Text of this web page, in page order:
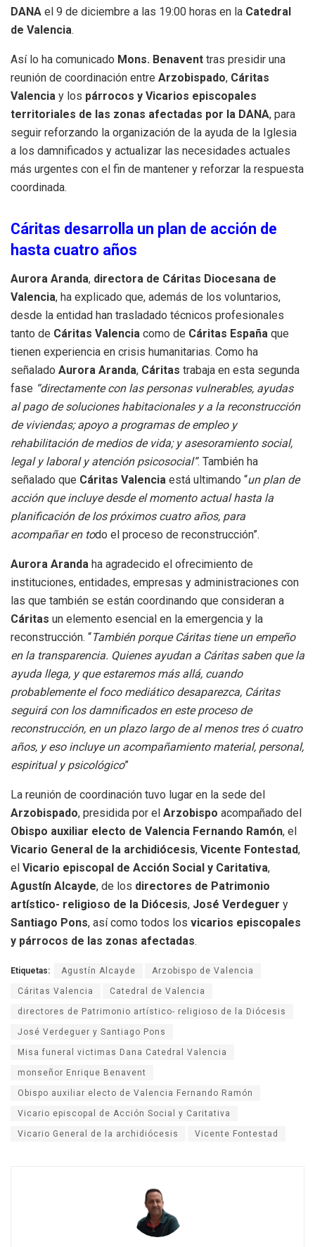
DANA el 9 de diciembre a las 19:00 horas en la Catedral
de Valencia.
Así lo ha comunicado Mons. Benavent tras presidir una
reunión de coordinación entre Arzobispado, Cáritas
Valencia y los párrocos y Vicarios episcopales
territoriales de las zonas afectadas por la DANA, para
seguir reforzando la organización de la ayuda de la Iglesia
a los damnificados y actualizar las necesidades actuales
más urgentes con el fin de mantener y reforzar la respuesta
coordinada.
Cáritas desarrolla un plan de acción de
hasta cuatro años
Aurora Aranda, directora de Cáritas Diocesana de
Valencia, ha explicado que, además de los voluntarios,
desde la entidad han trasladado técnicos profesionales
tanto de Cáritas Valencia como de Cáritas España que
tienen experiencia en crisis humanitarias. Como ha
señalado Aurora Aranda, Cáritas trabaja en esta segunda
fase “directamente con las personas vulnerables, ayudas
al pago de soluciones habitacionales y a la reconstrucción
de viviendas; apoyo a programas de empleo y
rehabilitación de medios de vida; y asesoramiento social,
legal y laboral y atención psicosocial”. También ha
señalado que Cáritas Valencia está ultimando “un plan de
acción que incluye desde el momento actual hasta la
planificación de los próximos cuatro años, para
acompañar en todo el proceso de reconstrucción”.
Aurora Aranda ha agradecido el ofrecimiento de
instituciones, entidades, empresas y administraciones con
las que también se están coordinando que consideran a
Cáritas un elemento esencial en la emergencia y la
reconstrucción. “También porque Cáritas tiene un empeño
en la transparencia. Quienes ayudan a Cáritas saben que la
ayuda llega, y que estaremos más allá, cuando
probablemente el foco mediático desaparezca, Cáritas
seguirá con los damnificados en este proceso de
reconstrucción, en un plazo largo de al menos tres ó cuatro
años, y eso incluye un acompañamiento material, personal,
espiritual y psicológico”
La reunión de coordinación tuvo lugar en la sede del
Arzobispado, presidida por el Arzobispo acompañado del
Obispo auxiliar electo de Valencia Fernando Ramón, el
Vicario General de la archidiócesis, Vicente Fontestad,
el Vicario episcopal de Acción Social y Caritativa,
Agustín Alcayde, de los directores de Patrimonio
artístico- religioso de la Diócesis, José Verdeguer y
Santiago Pons, así como todos los vicarios episcopales
y párrocos de las zonas afectadas.
Etiquetas: Agustín Alcayde Arzobispo de Valencia
Cáritas Valencia Catedral de Valencia
directores de Patrimonio artístico- religioso de la Diócesis
José Verdeguer y Santiago Pons
Misa funeral victimas Dana Catedral Valencia
monseñor Enrique Benavent
Obispo auxiliar electo de Valencia Fernando Ramón
Vicario episcopal de Acción Social y Caritativa
Vicario General de la archidiócesis Vicente Fontestad